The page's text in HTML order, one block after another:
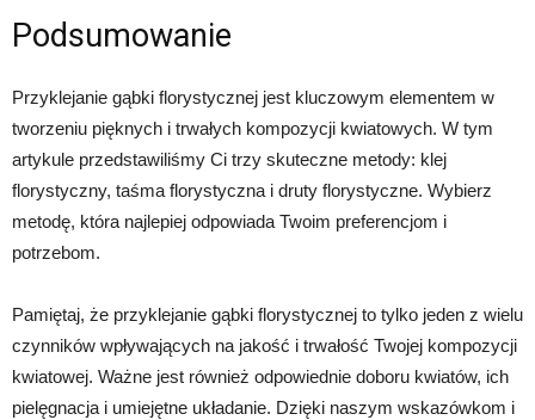
Podsumowanie
Przyklejanie gąbki florystycznej jest kluczowym elementem w
tworzeniu pięknych i trwałych kompozycji kwiatowych. W tym
artykule przedstawiliśmy Ci trzy skuteczne metody: klej
florystyczny, taśma florystyczna i druty florystyczne. Wybierz
metodę, która najlepiej odpowiada Twoim preferencjom i
potrzebom.
Pamiętaj, że przyklejanie gąbki florystycznej to tylko jeden z wielu
czynników wpływających na jakość i trwałość Twojej kompozycji
kwiatowej. Ważne jest również odpowiednie doboru kwiatów, ich
pielęgnacja i umiejętne układanie. Dzięki naszym wskazówkom i